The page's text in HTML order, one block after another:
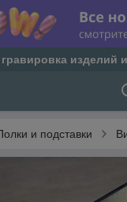
изделий
и подставки